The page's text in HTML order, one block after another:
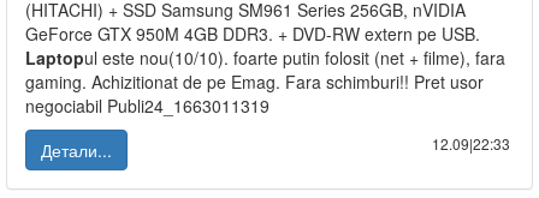
(HITACHI) + SSD Samsung SM961 Series 256GB, nVIDIA
GeForce GTX 950M 4GB DDR3. + DVD-RW extern pe USB.
Laptopul este nou(10/10). foarte putin folosit (net + filme), fara
gaming. Achizitionat de pe Emag. Fara schimburi!! Pret usor
negociabil Publi24_1663011319
Детали...
12.09|22:33